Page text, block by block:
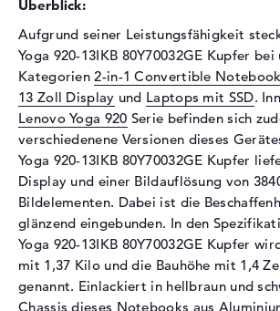
Display-Typ
Max. Auflösung
3840 x 2160
Auflösungstyp
4K UHD
Besonderheiten
Multi-
LED-
IPS Panel
Audio
Soundkarte
onboard
Mikrofon
vorhanden
Webcam
Sensorauflösung
0,9 MP
Überblick:
Aufgrund seiner Leistungsfähigkeit
Yoga 920-13IKB 80Y70032GE Kupfer bei
Kategorien2-in-1 Convertible
13 Zoll Display und Laptops mit SSD.
Lenovo Yoga 920 Serie befinden sich
verschiedenene Versionen dieses
Yoga 920-13IKB 80Y70032GE Kupfer
Display und einer Bildauflösung von
Bildelementen. Dabei ist die
glänzend eingebunden. In den
Yoga 920-13IKB 80Y70032GE Kupfer
mit 1,37 Kilo und die Bauhöhe mit 1,4
genannt. Einlackiert in hellbraun und
Chassis dieses Notebooks aus